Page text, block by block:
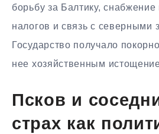
борьбу за Балтику, снабжение
налогов и связь с северными
Государство получало
нее хозяйственным
Псков и
страх как